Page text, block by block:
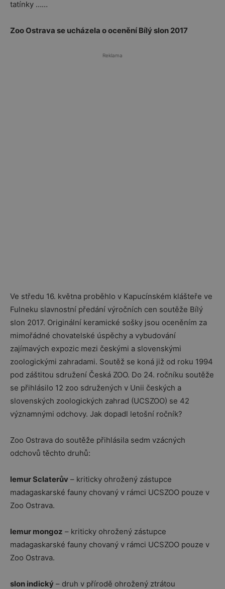
tatínky ……
Zoo Ostrava se ucházela o ocenění Bílý slon 2017
Reklama
Ve středu 16. května proběhlo v Kapucínském klášteře ve
Fulneku slavnostní předání výročních cen soutěže Bílý
slon 2017. Originální keramické sošky jsou oceněním za
mimořádné chovatelské úspěchy a vybudování
zajímavých expozic mezi českými a slovenskými
zoologickými zahradami. Soutěž se koná již od roku 1994
pod záštitou sdružení Česká ZOO. Do 24. ročníku soutěže
se přihlásilo 12 zoo sdružených v Unii českých a
slovenských zoologických zahrad (UCSZOO) se 42
významnými odchovy. Jak dopadl letošní ročník?
Zoo Ostrava do soutěže přihlásila sedm vzácných
odchovů těchto druhů:
lemur Sclaterův – kriticky ohrožený zástupce
madagaskarské fauny chovaný v rámci UCSZOO pouze v
Zoo Ostrava.
lemur mongoz – kriticky ohrožený zástupce
madagaskarské fauny chovaný v rámci UCSZOO pouze v
Zoo Ostrava.
slon indický – druh v přírodě ohrožený ztrátou